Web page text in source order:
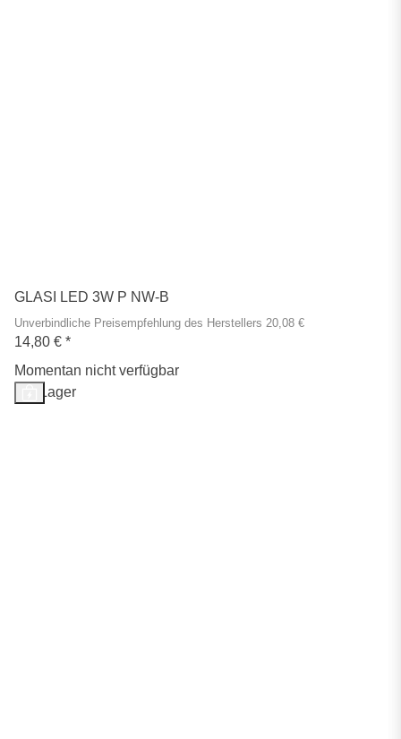
GLASI LED 3W P NW-B
Unverbindliche Preisempfehlung des Herstellers 20,08 €
14,80 € *
Momentan nicht verfügbar
Auf Lager